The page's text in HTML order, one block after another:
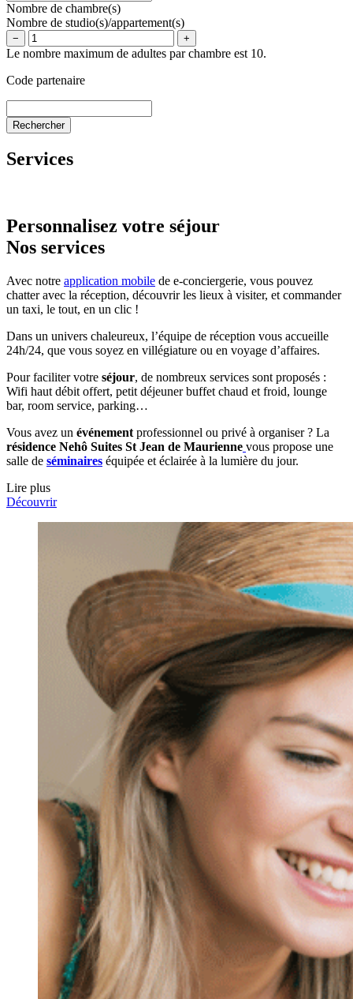
Nombre de chambre(s)
Nombre de studio(s)/appartement(s)
− +
Le nombre maximum de adultes par chambre est 10.
Code partenaire
Services
Personnalisez votre séjour
Nos services
Avec notre application mobile de e-conciergerie, vous pouvez
chatter avec la réception, découvrir les lieux à visiter, et commander
un taxi, le tout, en un clic !
Dans un univers chaleureux, l’équipe de réception vous accueille
24h/24, que vous soyez en villégiature ou en voyage d’affaires.
Pour faciliter votre séjour, de nombreux services sont proposés :
Wifi haut débit offert, petit déjeuner buffet chaud et froid, lounge
bar, room service, parking…
Vous avez un événement professionnel ou privé à organiser ? La
résidence Nehô Suites St Jean de Maurienne vous propose une
salle de séminaires équipée et éclairée à la lumière du jour.
Lire plus
Découvrir